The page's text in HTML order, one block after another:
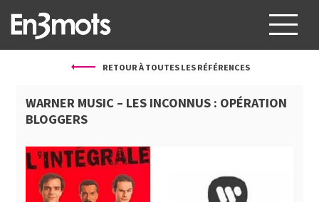
À PROPOS
SERVICES
CLIENTS
RETOUR À TOUTES LES RÉFÉRENCES
WARNER MUSIC – LES INCONNUS : OPÉRATION
BLOGGERS